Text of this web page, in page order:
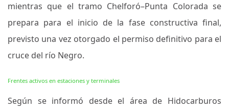
mientras que el tramo Chelforó–Punta Colorada se
prepara para el inicio de la fase constructiva final,
previsto una vez otorgado el permiso definitivo para el
cruce del río Negro.
Frentes activos en estaciones y terminales
Según se informó desde el área de Hidocarburos